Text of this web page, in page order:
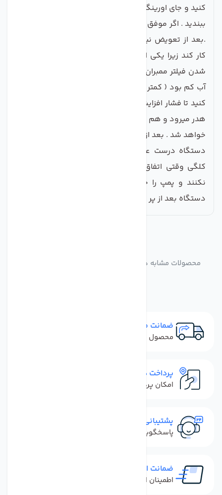
کنید و جای اورینگ هارا با چسب مزدا پر کنید و مجددا آنرا
ببندید . اگر موفق به تعمیر نشدید ، حتما آنرا تعویض کنید
.بعد از تعویض نیز چک کنید که فیلتر ممبران به درستی
کار کند زیرا یکی از علل ایجاد نشتی از کلگی پمپ ، کیپ
شدن فیلتر ممبران است . اگر فشار آب در دستگاه تصفیه
کنید تا فشار افزایش یابد . زیرا با فشار کم ، هم آب زیادی
هدر میرود و هم اینکه موتور الکتریکی دستگاه نیز خراب
خواهد شد . بعد از تعویض نیز ، چک کنید که سنسور های
دستگاه درست عمل کنند و معمولا این حالت از خرابی
کلگی وقتی اتفاق می افتد که سنسورها بدرستی عمل
نکنند و پمپ را خاموش نکنند . بنابراین چک کنید که
دستگاه بعد از پر کردن مخزن خاموش شود
محصولات مشابه هد پمپ دستگاه تصفیه کننده آب خانگی
ضمانت مرجوعی
محصول نباید آسیب دیده باشد
پرداخت در محل
امکان پرداخت کل فاکتور در محل
پشتیبانی سریع
پاسخگویی سریع به تماس‌ها و پیام‌ها
ضمانت اصل بودن کالا
اطمینان از خرید کالای اورجینال